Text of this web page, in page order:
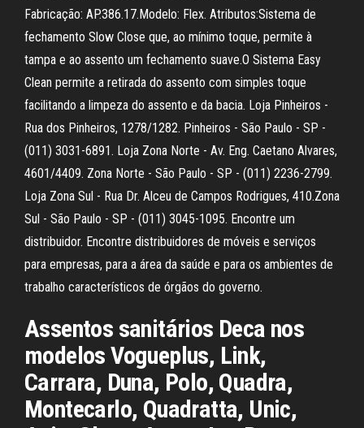
Fabricação: AP.386.17.Modelo: Flex. Atributos:Sistema de
fechamento Slow Close que, ao mínimo toque, permite à
tampa e ao assento um fechamento suave.O Sistema Easy
Clean permite a retirada do assento com simples toque
facilitando a limpeza do assento e da bacia. Loja Pinheiros -
Rua dos Pinheiros, 1278/1282. Pinheiros - São Paulo - SP -
(011) 3031-6891. Loja Zona Norte - Av. Eng. Caetano Alvares,
4601/4409. Zona Norte - São Paulo - SP - (011) 2236-2799.
Loja Zona Sul - Rua Dr. Alceu de Campos Rodrigues, 410.Zona
Sul - São Paulo - SP - (011) 3045-1095. Encontre um
distribuidor. Encontre distribuidores de móveis e serviços
para empresas, para a área da saúde e para os ambientes de
trabalho característicos de órgãos do governo.
Assentos sanitários Deca nos
modelos Vogueplus, Link,
Carrara, Duna, Polo, Quadra,
Montecarlo, Quadratta, Unic,